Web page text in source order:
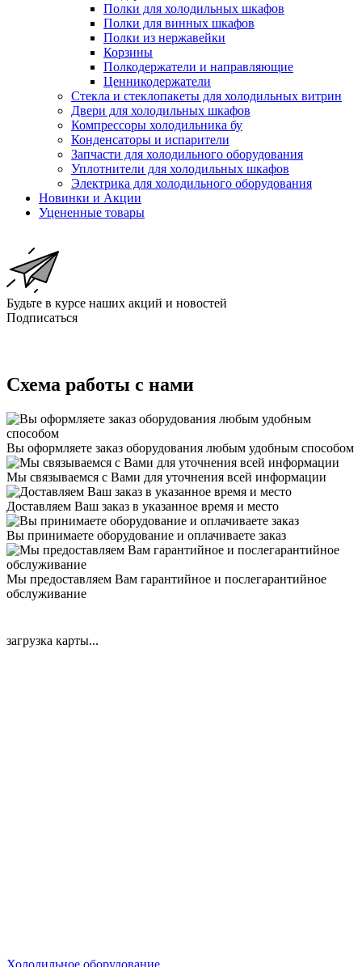
Полки для холодильных шкафов
Полки для винных шкафов
Полки из нержавейки
Корзины
Полкодержатели и направляющие
Ценникодержатели
Стекла и стеклопакеты для холодильных витрин
Двери для холодильных шкафов
Компрессоры холодильника бу
Конденсаторы и испарители
Запчасти для холодильного оборудования
Уплотнители для холодильных шкафов
Электрика для холодильного оборудования
Новинки и Акции
Уцененные товары
Будьте в курсе наших акций и новостей
Подписаться
Схема работы с нами
Вы оформляете заказ оборудования любым удобным способом
Мы связываемся с Вами для уточнения всей информации
Доставляем Ваш заказ в указанное время и место
Вы принимаете оборудование и оплачиваете заказ
Мы предоставляем Вам гарантийное и послегарантийное
обслуживание
загрузка карты...
Холодильное оборудование